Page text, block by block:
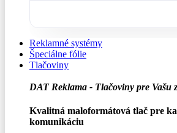
Reklamné systémy
Špeciálne fólie
Tlačoviny
DAT Reklama - Tlačoviny pre Vašu
Kvalitná maloformátová tlač pre
komunikáciu